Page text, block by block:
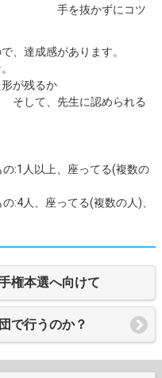
ずにコツ
、達成感があります。
が残るか
に認められる
権本選へ向けて
で行うのか？